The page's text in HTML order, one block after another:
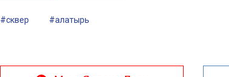
#сквер #алатырь